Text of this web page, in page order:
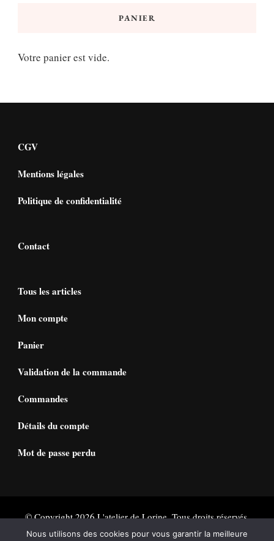
PANIER
Votre panier est vide.
CGV
Mentions légales
Politique de confidentialité
Contact
Tous les articles
Mon compte
Panier
Validation de la commande
Commandes
Détails du compte
Mot de passe perdu
© Copyright 2026L'atelier de Lorine. Tous droits réservés.
Vilva | Développé parBlossom Themes. Propulsé par
Nous utilisons des cookies pour vous garantir la meilleure